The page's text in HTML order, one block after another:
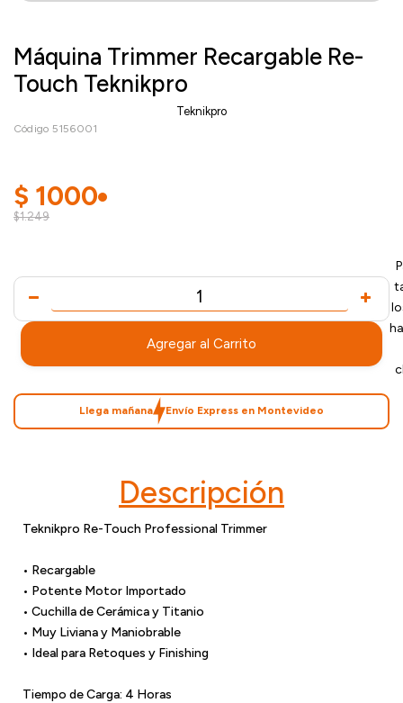
Máquina Trimmer Recargable Re-
Touch Teknikpro
Teknikpro
Código 5156001
$1.249
$ 1000
Agregar al Carrito
Llega mañana Envío Express en Montevideo
Descripción
Teknikpro Re-Touch Professional Trimmer
• Recargable
• Potente Motor Importado
• Cuchilla de Cerámica y Titanio
• Muy Liviana y Maniobrable
• Ideal para Retoques y Finishing
Tiempo de Carga: 4 Horas